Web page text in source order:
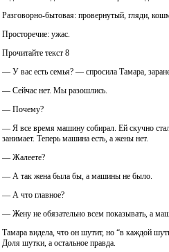
Разговорно-бытовая: провернутый, гляди,
Просторечие: ужас.
Прочитайте текст 8
— У вас есть семья? — спросила Тамара,
— Сейчас нет. Мы разошлись.
— Почему?
— Я все время машину собирал. Ей скучно
занимает. Теперь машина есть, а жены нет.
— Жалеете?
— А так жена была бы, а машины не было.
— А что главное?
— Жену не обязательно всем показывать, а
Тамара видела, что он шутит, но “в каждой
Доля шутки, а остальное правда.